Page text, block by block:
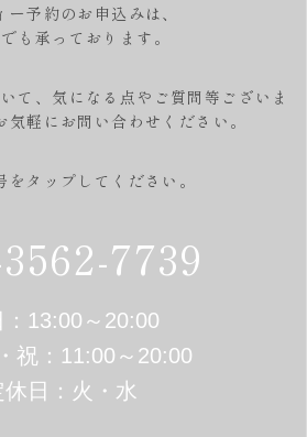
ー予約のお申込みは、
も承っております。
て、気になる点やご質問等ございま
気軽にお問い合わせください。
タップしてください。
7739
：13:00～20:00
祝：11:00～20:00
休日：火・水